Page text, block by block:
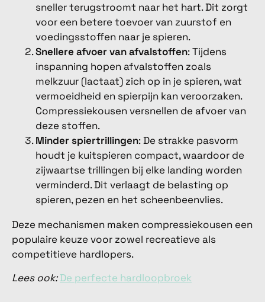
sneller terugstroomt naar het hart. Dit zorgt
voor een betere toevoer van zuurstof en
voedingsstoffen naar je spieren.
Snellere afvoer van afvalstoffen: Tijdens
inspanning hopen afvalstoffen zoals
melkzuur (lactaat) zich op in je spieren, wat
vermoeidheid en spierpijn kan veroorzaken.
Compressiekousen versnellen de afvoer van
deze stoffen.
Minder spiertrillingen: De strakke pasvorm
houdt je kuitspieren compact, waardoor de
zijwaartse trillingen bij elke landing worden
verminderd. Dit verlaagt de belasting op
spieren, pezen en het scheenbeenvlies.
Deze mechanismen maken compressiekousen een
populaire keuze voor zowel recreatieve als
competitieve hardlopers.
Lees ook:De perfecte hardloopbroek